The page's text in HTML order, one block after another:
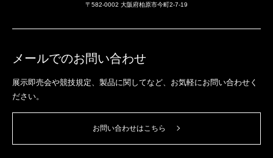
〒582-0002 大阪府柏原市今町2-7-19
メールでのお問い合わせ
展示即売会や競技規定、製品に関してなど、 お気軽にお問い合わせく
ださい。
お問い合わせはこちら